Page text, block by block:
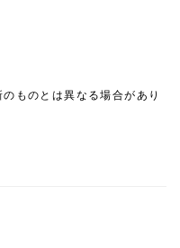
ものとは異なる場合があり